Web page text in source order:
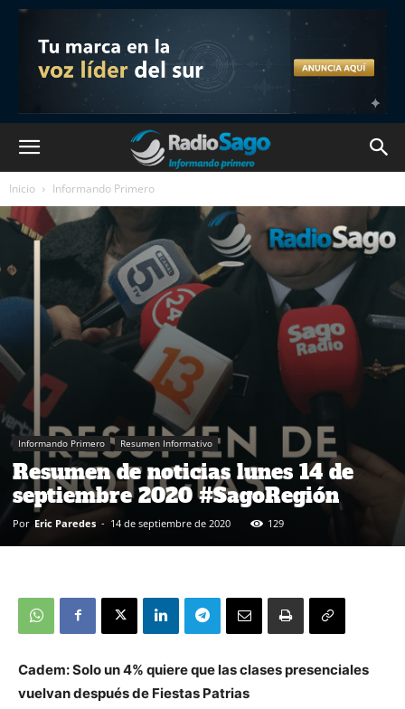
Inicio Informando Primero
Informando Primero Resumen Informativo
Resumen de noticias lunes 14 de
septiembre 2020 #SagoRegión
Por Eric Paredes - 14 de septiembre de 2020 129
Cadem: Solo un 4% quiere que las clases presenciales
vuelvan después de Fiestas Patrias